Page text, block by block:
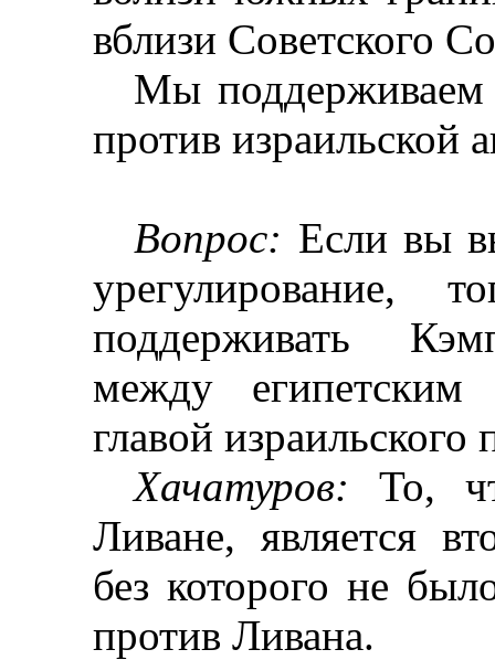
вблизи Советского
Мы поддерживаем
против израильской
Вопрос: Если вы
поддерживать
между
главой израильского
Хачатуров: То,
Ливане, является
без которого не
против Ливана.